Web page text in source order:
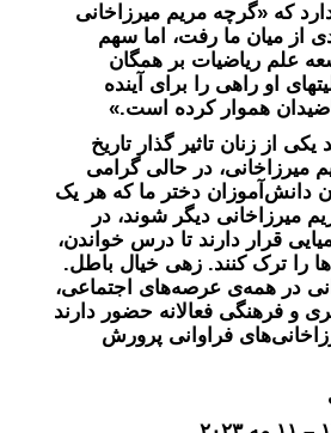
که «گرچه مریم میرزاخانی
میلادی از میان ما رفت، اما سهم
علم ریاضیات بر همگان
او راهی را برای آینده
هموار کرده است.»
از زنان تاثیر گذار تاریخ
میرزاخانی، در حالی گرامی
دانش‌آموزان دختر ما که هر یک
میرزاخانی دیگر شوند، در
قرار دارند تا درس خواندن،
را ترک کنند. زهی خیال باطل.
در همه‌ی عرصه‌های اجتماعی،
و فرهنگی فعالانه حضور دارند
فراوانی پرورش